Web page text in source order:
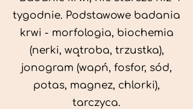
tygodnie. Podstawowe badania
krwi - morfologia, biochemia
(nerki, wątroba, trzustka),
jonogram (wapń, fosfor, sód,
potas, magnez, chlorki),
tarczyca.